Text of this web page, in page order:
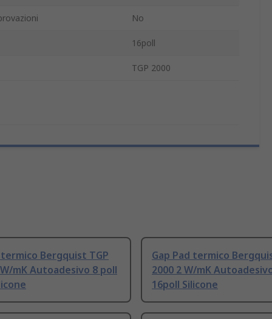
No
16poll
TGP 2000
termico Bergquist TGP
mK Autoadesivo 8 poll
Gap Pad termico
2000 2 W/mK
16poll Silicone